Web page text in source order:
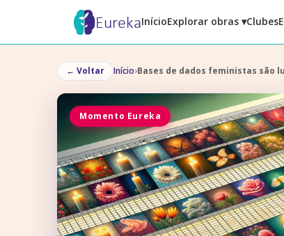
EurekaInícioExplorar obras ▾Clubes
← Voltar Início›Bases de dados feministas são
Momento Eureka